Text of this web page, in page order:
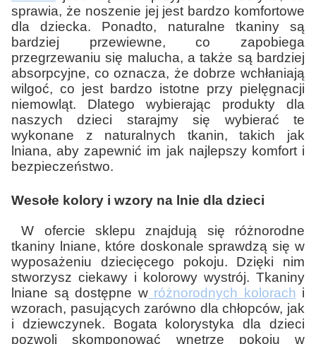
sprawia, że noszenie jej jest bardzo komfortowe
dla dziecka. Ponadto, naturalne tkaniny są
bardziej przewiewne, co zapobiega
przegrzewaniu się malucha, a także są bardziej
absorpcyjne, co oznacza, że dobrze wchłaniają
wilgoć, co jest bardzo istotne przy pielęgnacji
niemowląt. Dlatego wybierając produkty dla
naszych dzieci starajmy się wybierać te
wykonane z naturalnych tkanin, takich jak
lniana, aby zapewnić im jak najlepszy komfort i
bezpieczeństwo.
Wesołe kolory i wzory na lnie dla dzieci
W ofercie sklepu znajdują się różnorodne
tkaniny lniane, które doskonale sprawdzą się w
wyposażeniu dziecięcego pokoju. Dzięki nim
stworzysz ciekawy i kolorowy wystrój. Tkaniny
lniane są dostępne wróżnorodnych kolorach i
wzorach, pasujących zarówno dla chłopców, jak
i dziewczynek. Bogata kolorystyka dla dzieci
pozwoli skomponować wnętrze pokoju w